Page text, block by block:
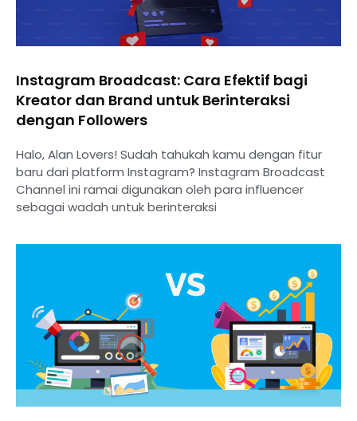
Instagram Broadcast: Cara Efektif bagi
Kreator dan Brand untuk Berinteraksi
dengan Followers
Halo, Alan Lovers! Sudah tahukah kamu dengan fitur
baru dari platform Instagram? Instagram Broadcast
Channel ini ramai digunakan oleh para influencer
sebagai wadah untuk berinteraksi